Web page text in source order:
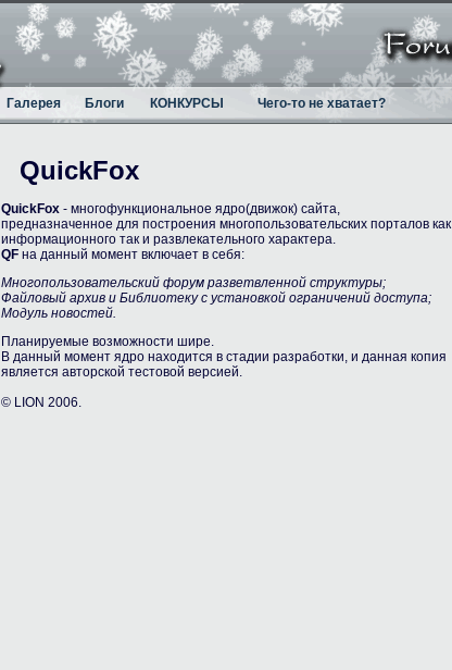
Галерея Блоги КОНКУРСЫ Чего-то не хватает?
QuickFox
QuickFox- многофункциональное ядро(движок) сайта,
предназначенное для построения многопользовательских порталов как
информационного так и развлекательного характера.
QFна данный момент включает в себя:
Многопользовательский форум разветвленной структуры;
Файловый архив и Библиотеку с установкой ограничений доступа;
Модуль новостей.
Планируемые возможности шире.
В данный момент ядро находится в стадии разработки, и данная копия
является авторcкой тестовой версией.
© LION 2006.